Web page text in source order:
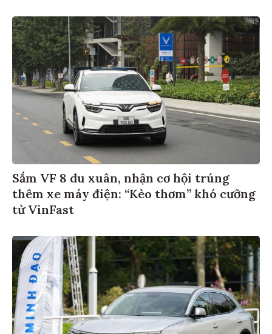
Sắm VF 8 du xuân, nhận cơ hội trúng
thêm xe máy điện: “Kèo thơm” khó cưỡng
từ VinFast